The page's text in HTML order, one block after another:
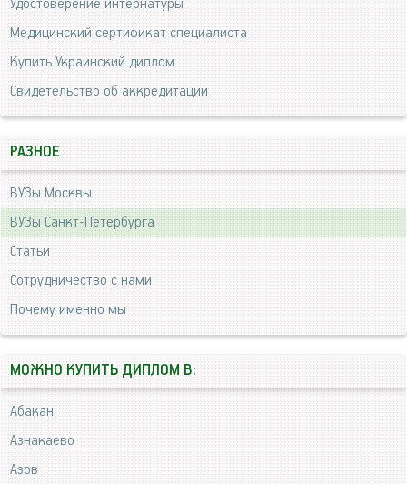
Удостоверение интернатуры
Медицинский сертификат специалиста
Купить Украинский диплом
Свидетельство об аккредитации
РАЗНОЕ
ВУЗы Москвы
ВУЗы Санкт-Петербурга
Статьи
Сотрудничество с нами
Почему именно мы
МОЖНО КУПИТЬ ДИПЛОМ В:
Абакан
Азнакаево
Азов